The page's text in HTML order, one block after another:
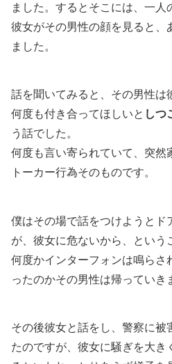
ました。するとそこには、一人
彼女がその男性の顔を見ると、
ました。
話を聞いてみると、その男性は
何度も付き合ってほしいと しつ
う話でした。
何度も言い寄られていて、突然
トーカー行為そのものです。
僕はその場で話をつけようとド
が、彼女に危ないから、という
何度かインターフォンは鳴らさ
ったのかその男性は帰っていき
その後彼女と話をし、警察に被
たのですが、彼女に騒ぎを大き